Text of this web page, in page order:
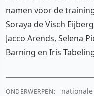
namen voor de
Soraya de Visch
Jacco Arends, Selena
Barning en Iris Tabeling
ONDERWERPEN: